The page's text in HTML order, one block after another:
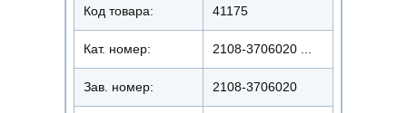
Код товара: 41175
Кат. номер: 2108-3706020 ...
Зав. номер: 2108-3706020